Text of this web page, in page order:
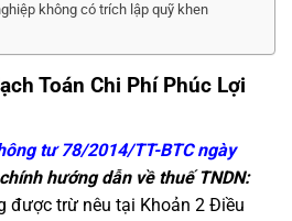
không có trích lập quỹ khen
Toán Chi Phí Phúc Lợi
tư 78/2014/TT-BTC ngày
hướng dẫn về thuế TNDN:
được trừ nêu tại Khoản 2 Điều